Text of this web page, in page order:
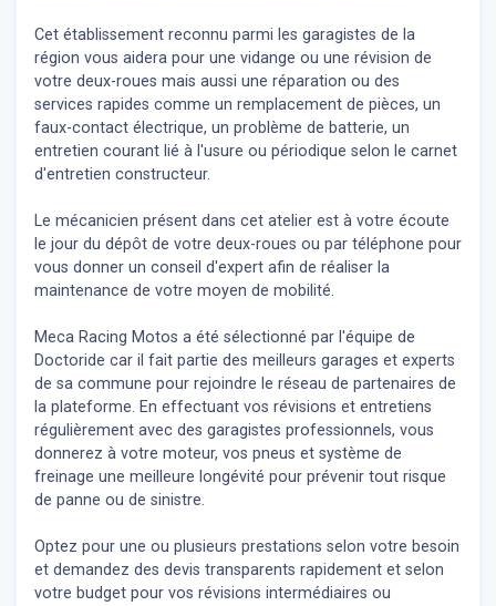
Cet établissement reconnu parmi les garagistes de la
région vous aidera pour une vidange ou une révision de
votre deux-roues mais aussi une réparation ou des
services rapides comme un remplacement de pièces, un
faux-contact électrique, un problème de batterie, un
entretien courant lié à l'usure ou périodique selon le carnet
d'entretien constructeur.
Le mécanicien présent dans cet atelier est à votre écoute
le jour du dépôt de votre deux-roues ou par téléphone pour
vous donner un conseil d'expert afin de réaliser la
maintenance de votre moyen de mobilité.
Meca Racing Motos a été sélectionné par l'équipe de
Doctoride car il fait partie des meilleurs garages et experts
de sa commune pour rejoindre le réseau de partenaires de
la plateforme. En effectuant vos révisions et entretiens
régulièrement avec des garagistes professionnels, vous
donnerez à votre moteur, vos pneus et système de
freinage une meilleure longévité pour prévenir tout risque
de panne ou de sinistre.
Optez pour une ou plusieurs prestations selon votre besoin
et demandez des devis transparents rapidement et selon
votre budget pour vos révisions intermédiaires ou